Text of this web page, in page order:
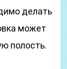
делать
может
полость.